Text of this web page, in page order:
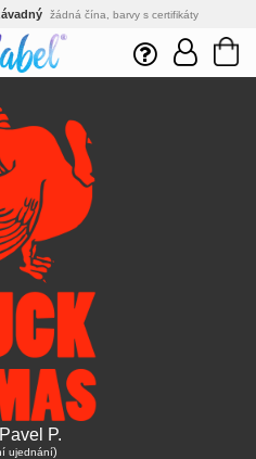
žádná čína, barvy s certifikáty
vývoj, nejnovější technologie
expedujeme do 24h
přímý výrobce, žádný zprostředkovatel
tisíce spokojených zákazníků
Pavel P.
ujednání)